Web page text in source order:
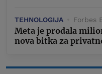
TEHNOLOGIJA Forbes
Meta je prodala
nova bitka za